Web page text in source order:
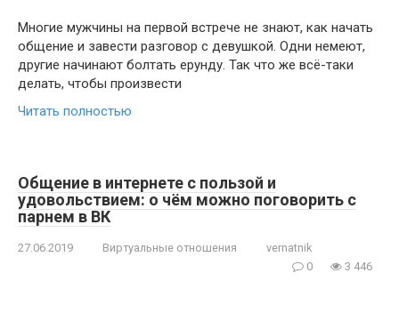
Многие мужчины на первой встрече не знают, как начать
общение и завести разговор с девушкой. Одни немеют,
другие начинают болтать ерунду. Так что же всё-таки
делать, чтобы произвести
Читать полностью
Общение в интернете с пользой и
удовольствием: о чём можно поговорить с
парнем в ВК
27.06.2019 Виртуальные отношения
vernatnik
0
3 446